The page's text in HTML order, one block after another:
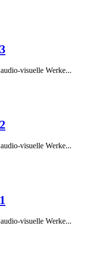
visuelle Werke...
visuelle Werke...
visuelle Werke...